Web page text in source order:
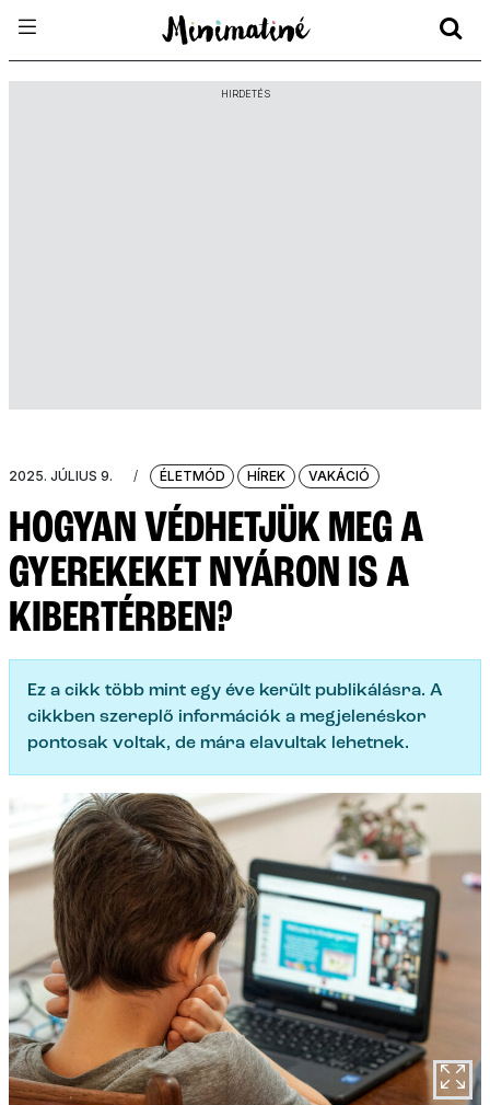
HIRDETÉS
2025. JÚLIUS 9. / ÉLETMÓD HÍREK VAKÁCIÓ
HOGYAN VÉDHETJÜK MEG A
GYEREKEKET NYÁRON IS A
KIBERTÉRBEN?
Ez a cikk több mint egy éve került publikálásra. A
cikkben szereplő információk a megjelenéskor
pontosak voltak, de mára elavultak lehetnek.